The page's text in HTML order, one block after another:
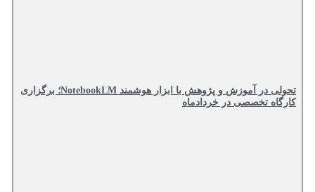
تحولی در آموزش و پژوهش با ابزار هوشمند NotebookLM؛ برگزاری
کارگاه تخصصی در خردادماه